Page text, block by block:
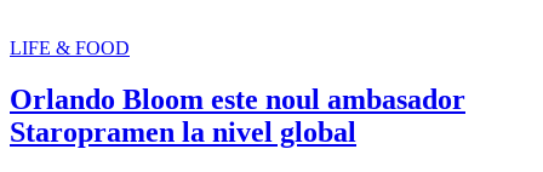
LIFE & FOOD
Orlando Bloom este noul ambasador
Staropramen la nivel global